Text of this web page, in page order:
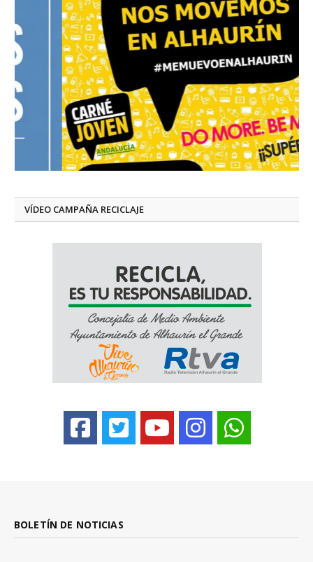
VÍDEO CAMPAÑA RECICLAJE
BOLETÍN DE NOTICIAS